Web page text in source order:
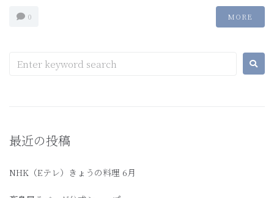
0 MORE
最近の投稿
NHK（Eテレ）きょうの料理 6月